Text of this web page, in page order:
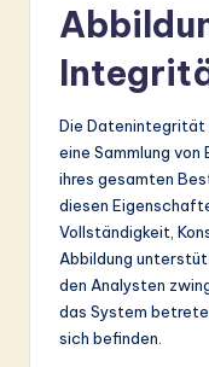
Die Datenintegrität
eine Sammlung
ihres gesamten
diesen
Vollständigkeit,
Abbildung
den Analysten
das System
sich befinden.